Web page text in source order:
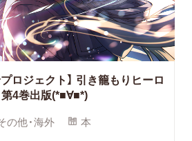
ロジェクト】 引き籠もりヒーロ
4巻出版(*■∀■*)
の他・海外 本